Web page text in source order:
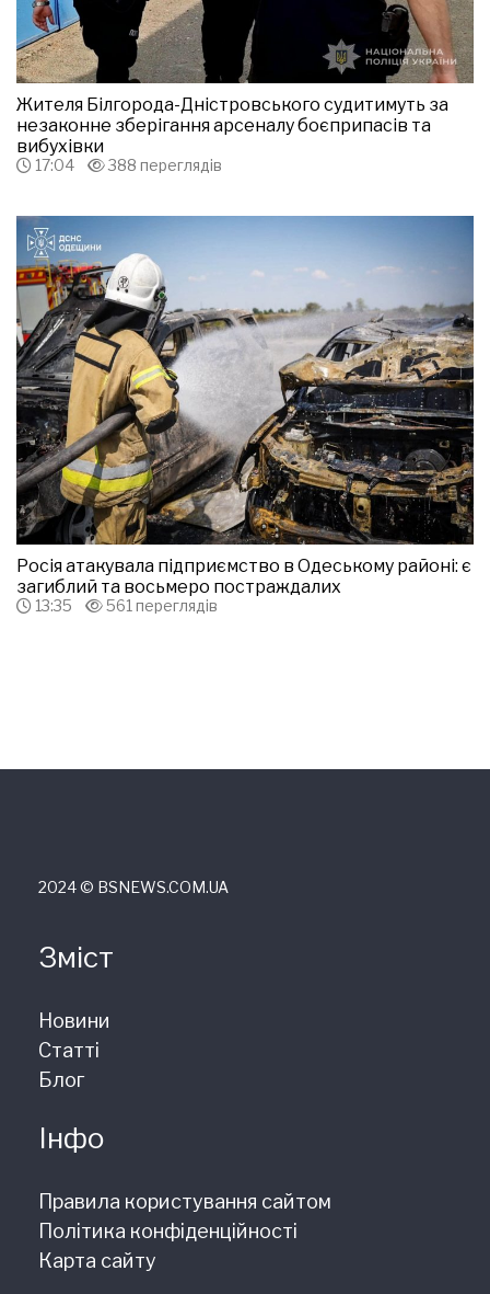
Жителя Білгорода-Дністровського судитимуть за
незаконне зберігання арсеналу боєприпасів та
вибухівки
17:04 388 переглядів
Росія атакувала підприємство в Одеському районі: є
загиблий та восьмеро постраждалих
13:35 561 переглядів
2024 © ВSNEWS.COM.UA
Зміст
Новини
Статті
Блог
Інфо
Правила користування сайтом
Політика конфіденційності
Карта сайту